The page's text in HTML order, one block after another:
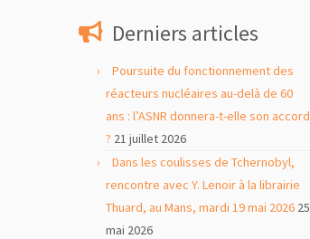
Derniers articles
Poursuite du fonctionnement des
réacteurs nucléaires au-delà de 60
ans : l’ASNR donnera-t-elle son accord
? 21 juillet 2026
Dans les coulisses de Tchernobyl,
rencontre avec Y. Lenoir à la librairie
Thuard, au Mans, mardi 19 mai 2026 25
mai 2026